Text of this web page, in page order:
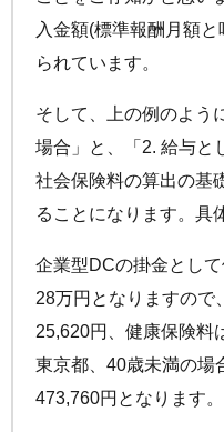
入金額(標準報酬月額
られています。
そして、上の例のよう
場合」と、「2. 給与と
社会保険料の算出の基
ることになります。具
企業型DCの掛金とし
28万円となりますので
25,620円、健康保険料
東京都、40歳未満の場
473,760円となります。